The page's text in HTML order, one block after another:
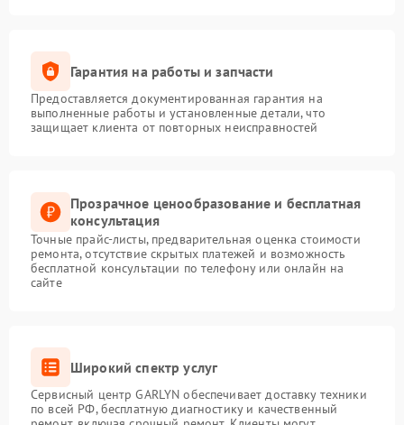
Гарантия на работы и запчасти
Предоставляется документированная гарантия на
выполненные работы и установленные детали, что
защищает клиента от повторных неисправностей
Прозрачное ценообразование и бесплатная
консультация
Точные прайс-листы, предварительная оценка стоимости
ремонта, отсутствие скрытых платежей и возможность
бесплатной консультации по телефону или онлайн на
сайте
Широкий спектр услуг
Сервисный центр GARLYN обеспечивает доставку техники
по всей РФ, бесплатную диагностику и качественный